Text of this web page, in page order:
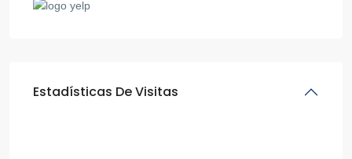
Estadísticas De Visitas